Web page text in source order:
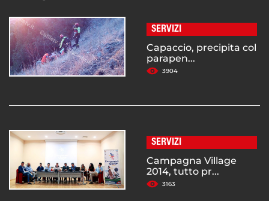
SERVIZI
Capaccio, precipita col
parapen...
3904
SERVIZI
Campagna Village
2014, tutto pr...
3163